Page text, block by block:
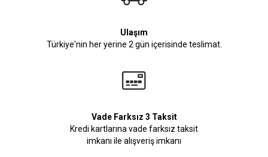
Ulaşım
Türkiye'nin her yerine 2 gün içerisinde teslimat.
Vade Farksız 3 Taksit
Kredi kartlarına vade farksız taksit
imkanı ile alışveriş imkanı